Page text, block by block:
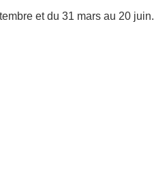
et du 31 mars au 20 juin.